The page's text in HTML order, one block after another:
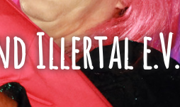
Illertal e.V.